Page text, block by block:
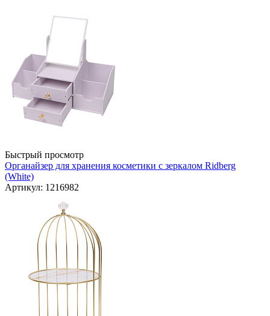
Быстрый просмотр
Органайзер для хранения косметики с зеркалом Ridberg
(White)
Артикул: 1216982